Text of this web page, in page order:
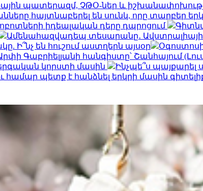
պատերազմ, ՉԹՕ-ներ և
հայտնաբերել են սունկ, որը տարբեր
իդեալական դերը դպրոցում
Ամենահազվադեպ տեսարանը․
Ի՞նչ են հուշում աստղերն այսօր
Գաբրիելյանի հանգիստը՝ Շանհայում
կորստի մասին
Ինչպե՞ս պայքարել
պետք է հանձնել երկրի մասին